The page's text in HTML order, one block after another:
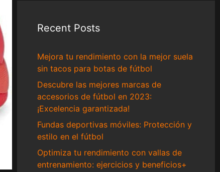
Recent Posts
Mejora tu rendimiento con la mejor suela
sin tacos para botas de fútbol
Descubre las mejores marcas de
accesorios de fútbol en 2023:
¡Excelencia garantizada!
Fundas deportivas móviles: Protección y
estilo en el fútbol
Optimiza tu rendimiento con vallas de
entrenamiento: ejercicios y beneficios+